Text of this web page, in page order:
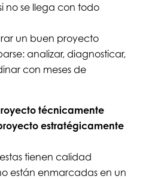
no se llega con todo
un buen proyecto
analizar, diagnosticar,
con meses de
técnicamente
estratégicamente
tienen calidad
están enmarcadas en un